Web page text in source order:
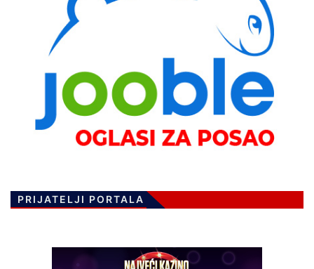
PRIJATELJI PORTALA